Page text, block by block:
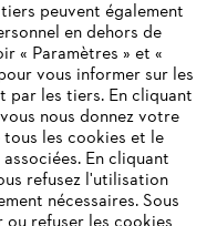
peuvent également
en dehors de
« Paramètres » et «
vous informer sur les
par les tiers. En cliquant
nous donnez votre
les cookies et le
En cliquant
refusez l'utilisation
nécessaires. Sous